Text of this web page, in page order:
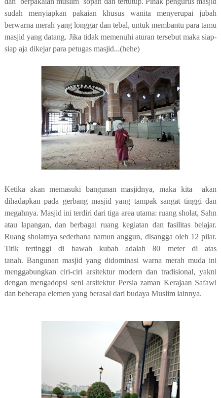
sudah menyiapkan pakaian khusus wanita menyerupai jubah
berwarna merah yang longgar dan tebal, untuk membantu para tamu
masjid yang datang. Jika tidak memenuhi aturan tersebut maka siap-
siap aja dikejar para petugas masjid...(hehe)
Ketika akan memasuki bangunan masjidnya, maka kita
akan
dihadapkan pada gerbang masjid yang tampak sangat tinggi dan
megahnya. Masjid ini terdiri dari tiga area utama: ruang sholat, Sahn
atau lapangan, dan berbagai ruang kegiatan dan fasilitas belajar.
Ruang sholatnya sederhana namun anggun, disangga oleh 12 pilar.
Titik tertinggi di bawah kubah adalah 80 meter di atas
tanah.Bangunan masjid yang didominasi warna merah muda ini
menggabungkan ciri-ciri arsitektur modern dan tradisional, yakni
dengan mengadopsi seni arsitektur Persia zaman Kerajaan Safawi
dan beberapa elemen yang berasal dari budaya Muslim lainnya.